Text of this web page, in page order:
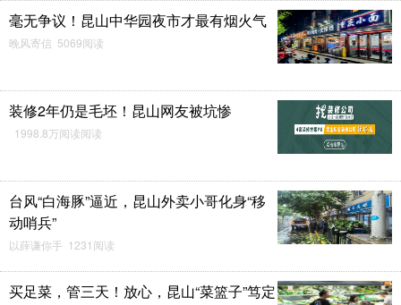
毫无争议！昆山中华园夜市才最有烟火气
晚风寄信 5069阅读
装修2年仍是毛坯！昆山网友被坑惨
1998.8万阅读阅读
台风“白海豚”逼近，昆山外卖小哥化身“移
动哨兵”
以薛谦你手 1231阅读
买足菜，管三天！放心，昆山“菜篮子”笃定